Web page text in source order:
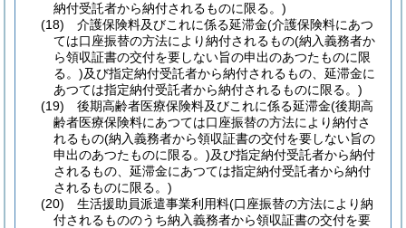
納付受託者から納付されるものに限る。)
(18)
介護保険料及びこれに係る延滞金(介護保険料にあつ
ては口座振替の方法により納付されるもの(納入義務者か
ら領収証書の交付を要しない旨の申出のあつたものに限
る。)及び指定納付受託者から納付されるもの、延滞金に
あつては指定納付受託者から納付されるものに限る。)
(19)
後期高齢者医療保険料及びこれに係る延滞金(後期高
齢者医療保険料にあつては口座振替の方法により納付さ
れるもの(納入義務者から領収証書の交付を要しない旨の
申出のあつたものに限る。)及び指定納付受託者から納付
されるもの、延滞金にあつては指定納付受託者から納付
されるものに限る。)
(20)
生活援助員派遣事業利用料(口座振替の方法により納
付されるもののうち納入義務者から領収証書の交付を要